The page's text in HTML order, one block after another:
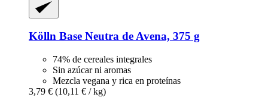
Kölln Base Neutra de Avena, 375 g
74% de cereales integrales
Sin azúcar ni aromas
Mezcla vegana y rica en proteínas
3,79 € (10,11 € / kg)